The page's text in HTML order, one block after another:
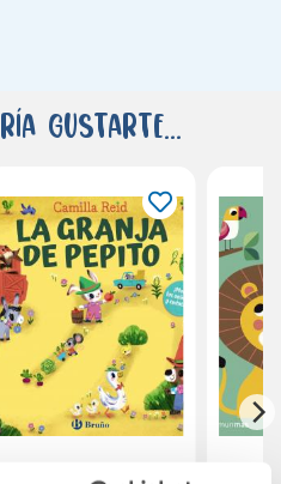
gustarte...